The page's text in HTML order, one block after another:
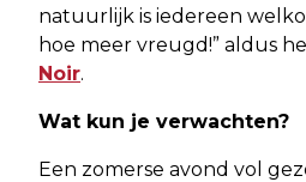
natuurlijk is iedereen
hoe meer vreugd!” aldus
Noir.
Wat kun je verwachten?
Een zomerse avond vol